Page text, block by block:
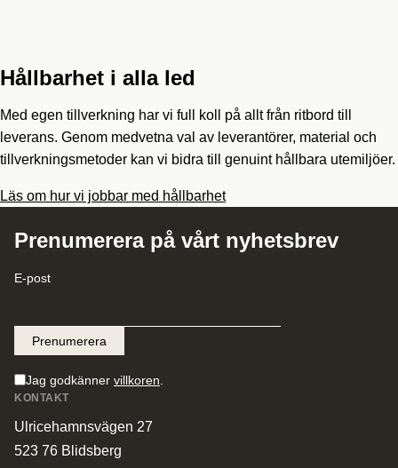
Hållbarhet i alla led
Med egen tillverkning har vi full koll på allt från ritbord till
leverans. Genom medvetna val av leverantörer, material och
tillverkningsmetoder kan vi bidra till genuint hållbara utemiljöer.
Läs om hur vi jobbar med hållbarhet
KONTAKT
Ulricehamnsvägen 27
523 76 Blidsberg
Prenumerera på vårt nyhetsbrev
E-post
Jag godkänner villkoren